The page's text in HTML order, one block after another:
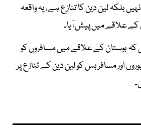
بلکہ لین دین کا تنازع ہے، یہ واقعہ
کے علاقے میں پیش آیا۔
بوستان کے علاقے میں مسافروں کو
کیا گیا، 2 ڈرائیوروں اور مسافر بس کو لین دین کے تنازع پر